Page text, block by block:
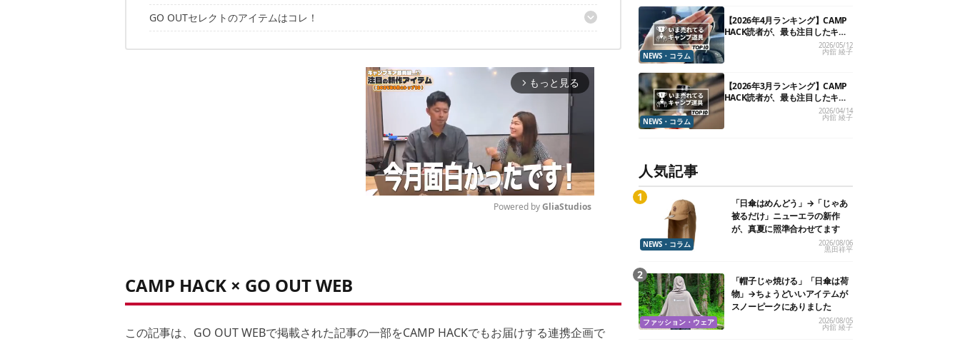
GO OUTセレクトのアイテムはコレ！
01. WhitesVille × JOURNAL STANDARD
arrow_forward_ios もっと見る
Powered by GliaStudios
CAMP HACK × GO OUT WEB
この記事は、GO OUT WEBで掲載された記事の一部をCAMP HACKでもお届けする連携企画で
NEWS・コラム
【2026年4月ランキング】CAMP
HACK読者が、最も注目したキャ
ンプ道具TOP10
2026/05/12
内舘 綾子
NEWS・コラム
【2026年3月ランキング】CAMP
HACK読者が、最も注目したキャ
ンプ道具TOP10
2026/04/14
内舘 綾子
人気記事
NEWS・コラム
「日傘はめんどう」→「じゃあ
被るだけ」ニューエラの新作
が、真夏に照準合わせてます
2026/08/06
黒田祥平
ファッション・ウェア
「帽子じゃ焼ける」「日傘は荷
物」→ちょうどいいアイテムが
スノーピークにありました
2026/08/05
内舘 綾子